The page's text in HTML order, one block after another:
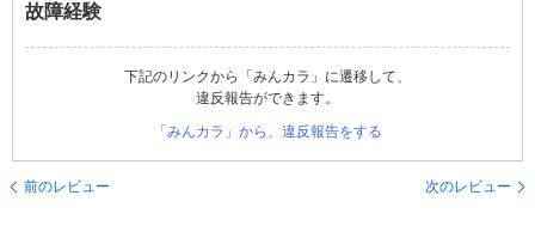
故障経験
下記のリンクから「みんカラ」に遷移して、
違反報告ができます。
「みんカラ」から、違反報告をする
前のレビュー 次のレビュー